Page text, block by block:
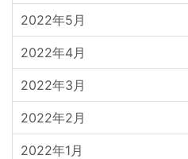
2022年5月
2022年4月
2022年3月
2022年2月
2022年1月